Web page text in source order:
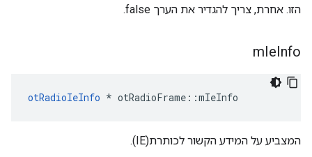
הזו. אחרת, צריך להגדיר את הערך false.
mIeInfo
otRadioIeInfo * otRadioFrame ::mIeInfo
המצביע על המידע הקשור לכותרת(IE).